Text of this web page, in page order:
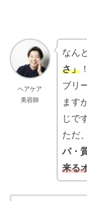
ヘアケア
美容師
なん
さ」！
ブリ
ます
じで
ただ
パ・
来る